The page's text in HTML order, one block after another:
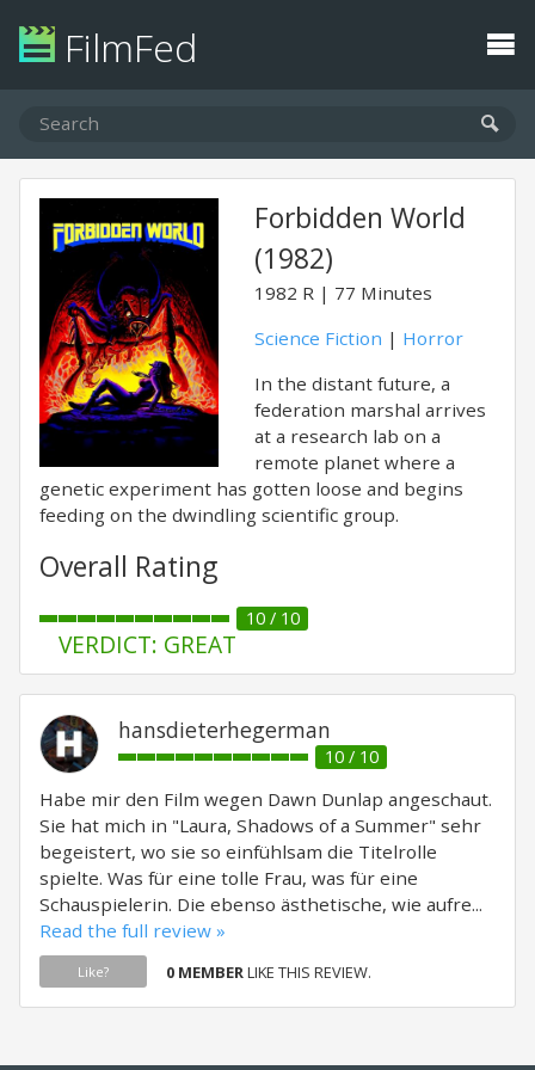
FilmFed
Forbidden World
(1982)
1982 R
77 Minutes
Science Fiction | Horror
In the distant future, a
federation marshal arrives
at a research lab on a
remote planet where a
genetic experiment has gotten loose and begins
feeding on the dwindling scientific group.
Overall Rating
10 / 10
VERDICT: GREAT
hansdieterhegerman
10 / 10
Habe mir den Film wegen Dawn Dunlap angeschaut.
Sie hat mich in "Laura, Shadows of a Summer" sehr
begeistert, wo sie so einfühlsam die Titelrolle
spielte. Was für eine tolle Frau, was für eine
Schauspielerin. Die ebenso ästhetische, wie aufre...
Read the full review »
Like? 0 MEMBERLIKE THIS REVIEW.